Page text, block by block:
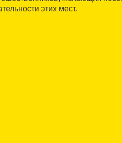
этих мест.